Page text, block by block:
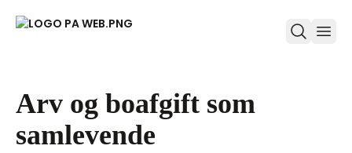
open
Arv og boafgift som
samlevende